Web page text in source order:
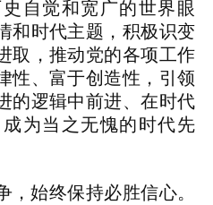
自觉和宽广的世界眼
和时代主题，积极识变
取，推动党的各项工作
性、富于创造性，引领
的逻辑中前进、在时代
为当之无愧的时代先
终保持必胜信心。